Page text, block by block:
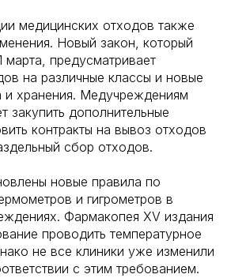
медицинских отходов также
Новый закон, который
марта, предусматривает
на различные классы и новые
и хранения. Медучреждениям
закупить дополнительные
контракты на вывоз отходов
сбор отходов.
новые правила по
и гигрометров в
Фармакопея XV издания
проводить температурное
не все клиники уже изменили
с этим требованием.